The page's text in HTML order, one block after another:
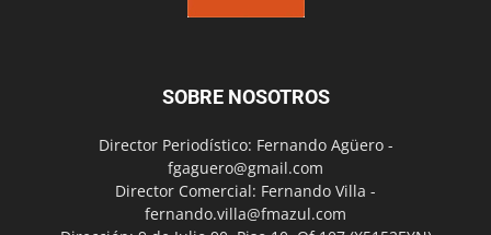
SOBRE NOSOTROS
Director Periodístico: Fernando Agüero -
fgaguero@gmail.com
Director Comercial: Fernando Villa -
fernando.villa@fmazul.com